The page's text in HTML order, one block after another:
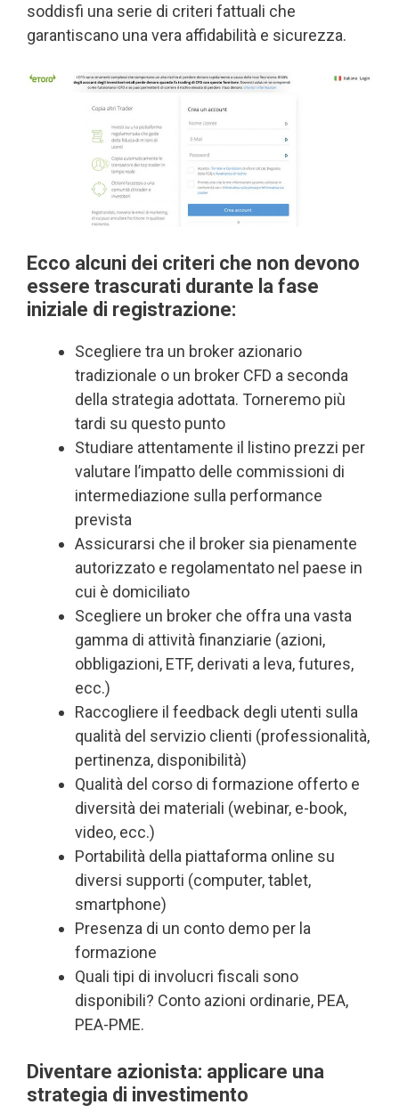
soddisfi una serie di criteri fattuali che
garantiscano una vera affidabilità e sicurezza.
Ecco alcuni dei criteri che non devono
essere trascurati durante la fase
iniziale di registrazione:
Scegliere tra un broker azionario
tradizionale o un broker CFD a seconda
della strategia adottata. Torneremo più
tardi su questo punto
Studiare attentamente il listino prezzi per
valutare l’impatto delle commissioni di
intermediazione sulla performance
prevista
Assicurarsi che il broker sia pienamente
autorizzato e regolamentato nel paese in
cui è domiciliato
Scegliere un broker che offra una vasta
gamma di attività finanziarie (azioni,
obbligazioni, ETF, derivati a leva, futures,
ecc.)
Raccogliere il feedback degli utenti sulla
qualità del servizio clienti (professionalità,
pertinenza, disponibilità)
Qualità del corso di formazione offerto e
diversità dei materiali (webinar, e-book,
video, ecc.)
Portabilità della piattaforma online su
diversi supporti (computer, tablet,
smartphone)
Presenza di un conto demo per la
formazione
Quali tipi di involucri fiscali sono
disponibili? Conto azioni ordinarie, PEA,
PEA-PME.
Diventare azionista: applicare una
strategia di investimento